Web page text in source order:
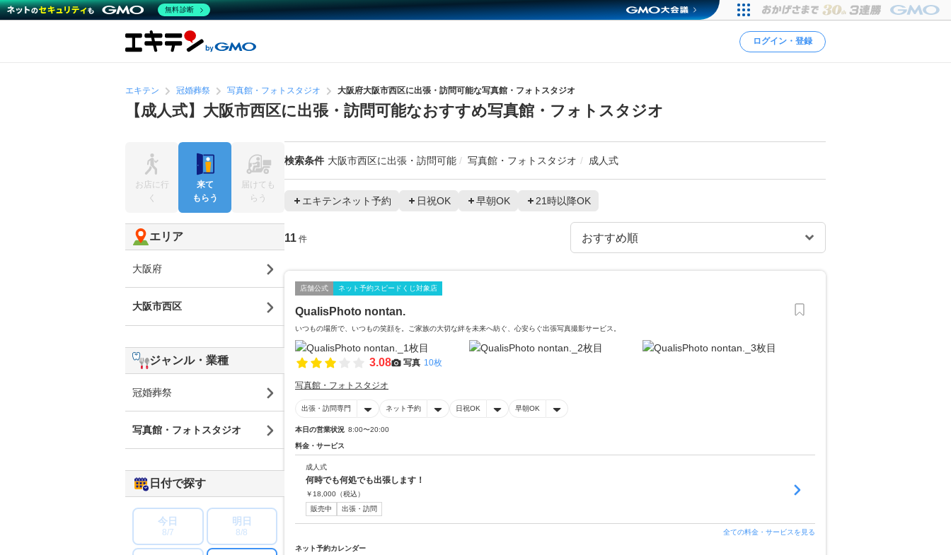
ログイン・登録
エキテン 冠婚葬祭 写真館・フォトスタジオ 大阪府大阪市西区に出張・訪問可能な写真館・フォトスタジオ
【成人式】大阪市西区に出張・訪問可能なおすすめ写真館・フォトスタジオ
検索条件 大阪市西区に出張・訪問可能 写真館・フォトスタジオ 成人式
エキテンネット予約 日祝OK 早朝OK 21時以降OK
11 件
店舗公式 ネット予約スピードくじ対象店
QualisPhoto nontan.
いつもの場所で、いつもの笑顔を。ご家族の大切な絆を未来へ紡ぐ、心安らぐ出張写真撮影サービス。
3.08 写真 10枚
写真館・フォトスタジオ
出張・訪問専門 ネット予約 日祝OK 早朝OK
本日の営業状況 8:00〜20:00
料金・サービス
成人式
何時でも何処でも出張します！
￥ 18,000 （税込）
販売中
出張・訪問
全ての料金・サービスを見る
ネット予約カレンダー
お店に行
く
来て
もらう
届けても
らう
エリア
大阪府
大阪市西区
ジャンル・業種
冠婚葬祭
写真館・フォトスタジオ
日付で探す
今日
8/7
明日
8/8
無料診断